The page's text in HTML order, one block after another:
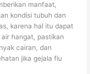
manfaat,
kondisi tubuh dan
karena hal itu dapat
hangat, pastikan
cairan, dan
jika gejala flu